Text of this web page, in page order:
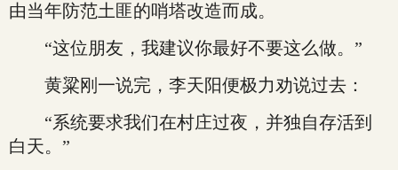
由当年防范土匪的哨塔改造而成。
“这位朋友，我建议你最好不要这么做。”
黄粱刚一说完，李天阳便极力劝说过去：
“系统要求我们在村庄过夜，并独自存活到
白天。”